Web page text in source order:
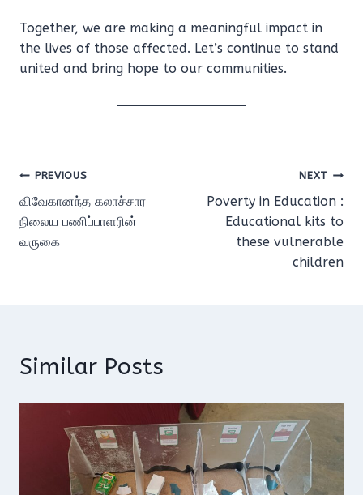
Together, we are making a meaningful impact in
the lives of those affected. Let’s continue to stand
united and bring hope to our communities.
Post
navigation
PREVIOUS
விவேகானந்த கலாச்சார
நிலைய பணிப்பாளரின்
வருகை
NEXT
Poverty in Education :
Educational kits to
these vulnerable
children
Similar Posts